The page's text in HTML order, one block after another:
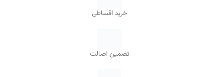
خرید اقساطی
تضمین اصالت